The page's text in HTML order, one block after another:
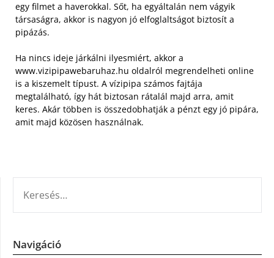
egy filmet a haverokkal. Sőt, ha egyáltalán nem vágyik
társaságra, akkor is nagyon jó elfoglaltságot biztosít a
pipázás.
Ha nincs ideje járkálni ilyesmiért, akkor a
www.vizipipawebaruhaz.hu oldalról megrendelheti online
is a kiszemelt típust. A vízipipa számos fajtája
megtalálható, így hát biztosan rátalál majd arra, amit
keres. Akár többen is összedobhatják a pénzt egy jó pipára,
amit majd közösen használnak.
Navigáció